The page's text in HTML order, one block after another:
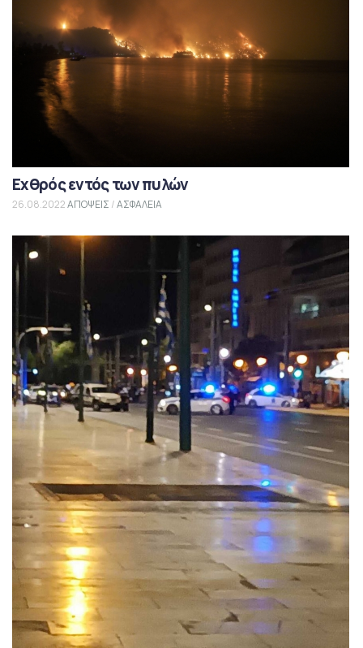
Εχθρός εντός των πυλών
26.08.2022ΑΠΟΨΕΙΣ /ΑΣΦΑΛΕΙΑ